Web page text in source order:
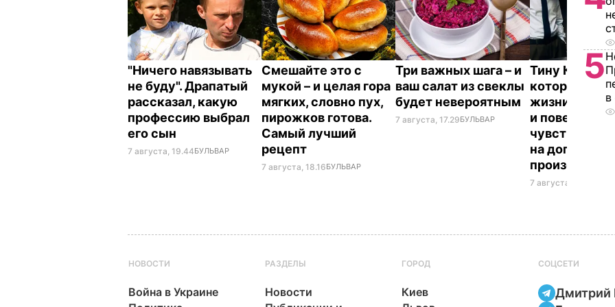
"Ничего навязывать
не буду". Драпатый
рассказал, какую
профессию выбрал
его сын
7 августа, 19.44БУЛЬВАР
Смешайте это с
мукой – и целая гора
мягких, словно пух,
пирожков готова.
Самый лучший
рецепт
7 августа, 18.16БУЛЬВАР
Три важных шага – и
ваш салат из свеклы
будет невероятным
7 августа, 17.29БУЛЬВАР
Тину Кароль,
которая
жизни
и поверила
чувствам",
на допрос. Что
произошло
7 августа, 17.28
5
в
НОВОСТИ
Война в Украине
РАЗДЕЛЫ
Новости
ГОРОД
Киев
СОЦСЕТИ
Дмитрий